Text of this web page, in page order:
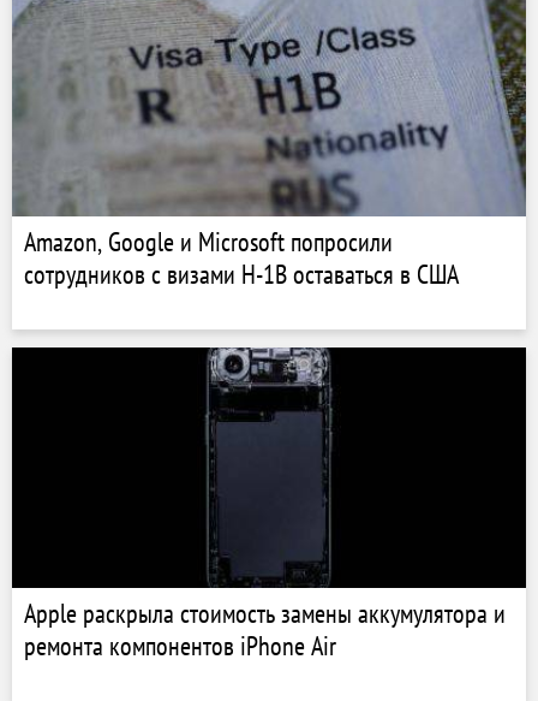
Amazon, Google и Microsoft попросили
сотрудников с визами H-1B оставаться в США
Apple раскрыла стоимость замены аккумулятора и
ремонта компонентов iPhone Air